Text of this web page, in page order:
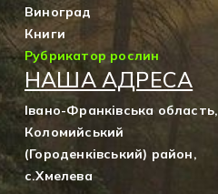
Виноград
Книги
Рубрикатор рослин
НАША АДРЕСА
Івано-Франківська область,
Коломийський
(Городенківський) район,
с.Хмелева